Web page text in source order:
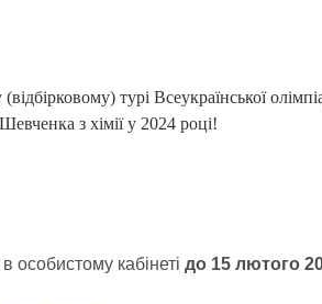
турі Всеукраїнської
Шевченка з хімії у 2024 році!
особистому кабінетідо 15 лютого